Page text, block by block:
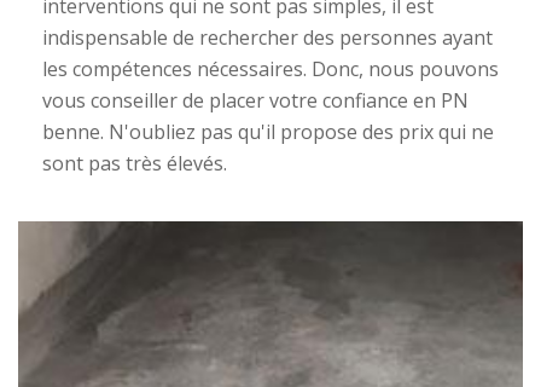
interventions qui ne sont pas simples, il est
indispensable de rechercher des personnes ayant
les compétences nécessaires. Donc, nous pouvons
vous conseiller de placer votre confiance en PN
benne. N'oubliez pas qu'il propose des prix qui ne
sont pas très élevés.